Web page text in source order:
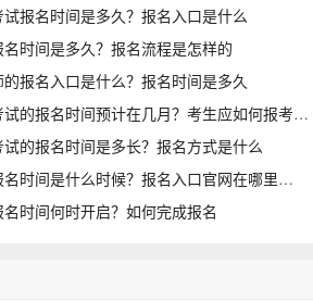
报名时间是多久？报名入口是什么
时间是多久？报名流程是怎样的
报名入口是什么？报名时间是多久
西藏2026年中级会计考试的报名时间预计在几月？考生应如何报考
的报名时间是多长？报名方式是什么
四川2026年中级会计报名时间是什么时候？报名入口官网在哪里
时间何时开启？如何完成报名